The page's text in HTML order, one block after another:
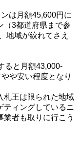
は月額45,600円に
（3都道府県まで参
地域が絞れてさえ
ると月額43,000-
や安い程度となり
札王は限られた地域
ティングしているニ
業者も取りに行こう